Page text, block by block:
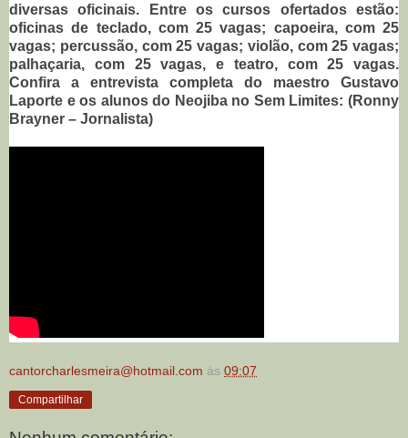
diversas oficinais. Entre os cursos ofertados estão:
oficinas de teclado, com 25 vagas; capoeira, com 25
vagas; percussão, com 25 vagas; violão, com 25 vagas;
palhaçaria, com 25 vagas, e teatro, com 25 vagas.
Confira a entrevista completa do maestro Gustavo
Laporte e os alunos do Neojiba no Sem Limites: (Ronny
Brayner – Jornalista)
cantorcharlesmeira@hotmail.com às 09:07
Compartilhar